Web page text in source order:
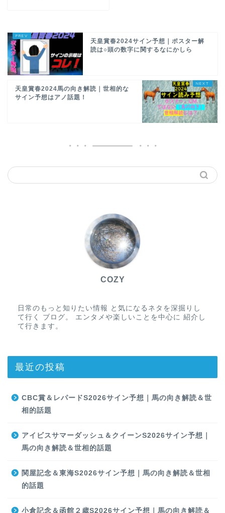
天皇賞春2024サイン予想｜ポスター解
読は○頭の数字に関するなにかしら
天皇賞春2024馬の向き解読｜世相的な
サイン予想はアノ話題！
COZY
日常のもっと知りたい情報 と気になるネタを深掘りし
て行く ブログ。 エンタメや楽しいことを中心に 紹介し
て行きます。
最近の投稿
CBC賞＆レパードS2026サイン予想｜馬の向き解読＆世
相的話題
アイビスサマーダッシュ＆クイーンS2026サイン予想｜
馬の向き解読＆世相的話題
関屋記念＆東海S2026サイン予想｜馬の向き解読＆世相
的話題
小倉記念＆函館２歳S2026サイン予想｜馬の向き解読＆